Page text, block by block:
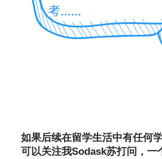
如果后续在留学生活中有任何
可以关注我Sodask苏打问，一